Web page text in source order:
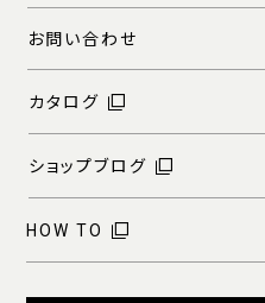
お問い合わせ
カタログ
ショップブログ
HOW TO